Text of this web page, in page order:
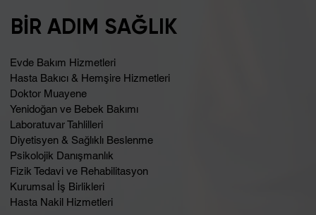
BİR ADIM SAĞLIK
Evde Bakım Hizmetleri
Hasta Bakıcı & Hemşire Hizmetleri
Doktor Muayene
Yenidoğan ve Bebek Bakımı
Laboratuvar Tahlilleri
Diyetisyen & Sağlıklı Beslenme
Psikolojik Danışmanlık
Fizik Tedavi ve Rehabilitasyon
Kurumsal İş Birlikleri
Hasta Nakil Hizmetleri